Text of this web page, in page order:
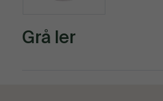
Grå ler